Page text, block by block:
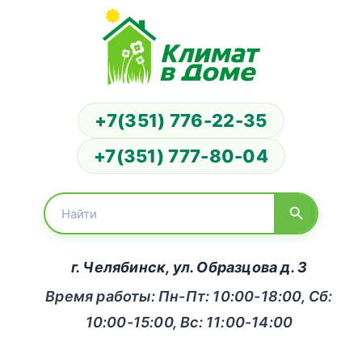
+7(351) 776-22-35
+7(351) 777-80-04
г. Челябинск, ул. Образцова д. 3
Время работы: Пн-Пт: 10:00-18:00, Сб:
10:00-15:00, Вс: 11:00-14:00